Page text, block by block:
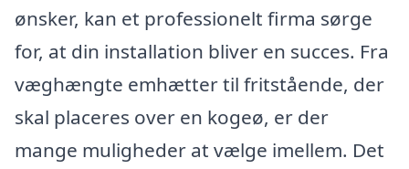
ønsker, kan et professionelt firma sørge
for, at din installation bliver en succes. Fra
væghængte emhætter til fritstående, der
skal placeres over en kogeø, er der
mange muligheder at vælge imellem. Det